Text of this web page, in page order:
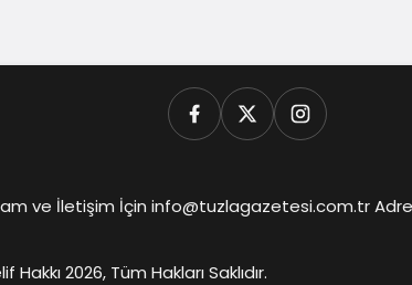
ve İletişim İçin info@tuzlagazetesi.com.tr
Hakkı 2026, Tüm Hakları Saklıdır.